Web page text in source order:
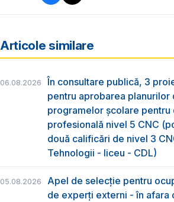
Articole similare
06.08.2026
În consultare publică, 3
pentru aprobarea planurilor
programelor școlare pentru
profesională nivel 5 CNC
două calificări de nivel 3
Tehnologii - liceu - CDL)
05.08.2026
Apel de selecție pentru
de experți externi - în afara